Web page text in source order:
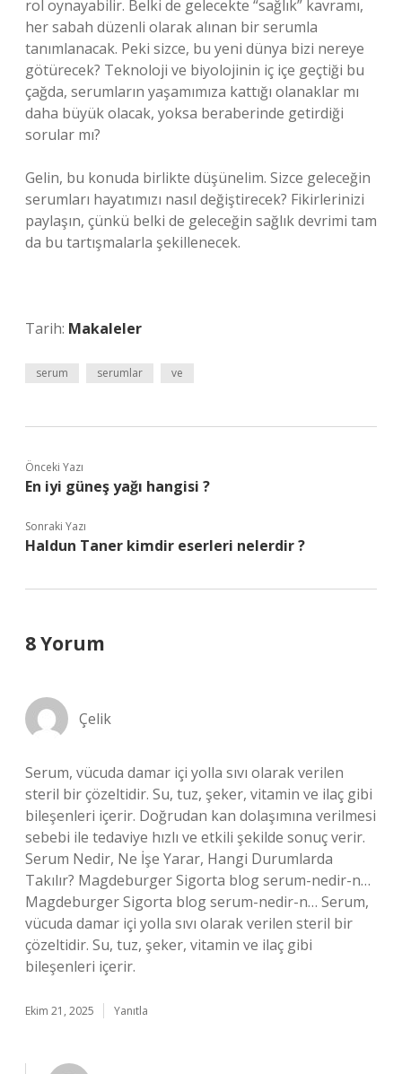
rol oynayabilir. Belki de gelecekte “sağlık” kavramı,
her sabah düzenli olarak alınan bir serumla
tanımlanacak. Peki sizce, bu yeni dünya bizi nereye
götürecek? Teknoloji ve biyolojinin iç içe geçtiği bu
çağda, serumların yaşamımıza kattığı olanaklar mı
daha büyük olacak, yoksa beraberinde getirdiği
sorular mı?
Gelin, bu konuda birlikte düşünelim. Sizce geleceğin
serumları hayatımızı nasıl değiştirecek? Fikirlerinizi
paylaşın, çünkü belki de geleceğin sağlık devrimi tam
da bu tartışmalarla şekillenecek.
Tarih: Makaleler
serum serumlar ve
Önceki Yazı
En iyi güneş yağı hangisi ?
Sonraki Yazı
Haldun Taner kimdir eserleri nelerdir ?
8 Yorum
Çelik
Serum, vücuda damar içi yolla sıvı olarak verilen
steril bir çözeltidir. Su, tuz, şeker, vitamin ve ilaç gibi
bileşenleri içerir. Doğrudan kan dolaşımına verilmesi
sebebi ile tedaviye hızlı ve etkili şekilde sonuç verir.
Serum Nedir, Ne İşe Yarar, Hangi Durumlarda
Takılır? Magdeburger Sigorta blog serum-nedir-n…
Magdeburger Sigorta blog serum-nedir-n… Serum,
vücuda damar içi yolla sıvı olarak verilen steril bir
çözeltidir. Su, tuz, şeker, vitamin ve ilaç gibi
bileşenleri içerir.
Ekim 21, 2025 Yanıtla